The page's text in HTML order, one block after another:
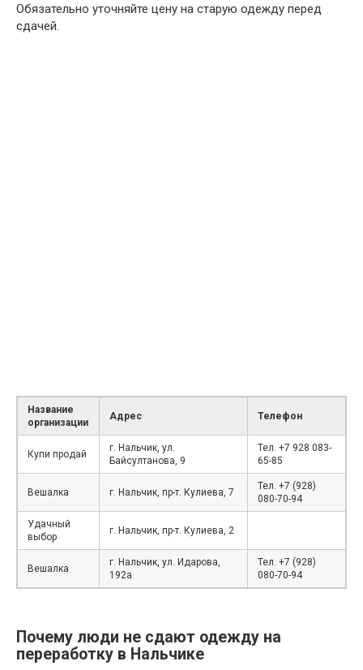
Обязательно уточняйте цену на старую одежду перед
сдачей.
Название
организации
Адрес Телефон
Купи продай
г. Нальчик, ул.
Байсултанова, 9
Тел. +7 928 083-
65-85
Вешалка г. Нальчик, пр-т. Кулиева, 7
Тел. +7 (928)
080-70-94
Удачный
выбор
г. Нальчик, пр-т. Кулиева, 2
Вешалка
г. Нальчик, ул. Идарова,
192а
Тел. +7 (928)
080-70-94
Почему люди не сдают одежду на
переработку в Нальчике